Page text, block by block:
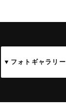
▼フォトギャラリー